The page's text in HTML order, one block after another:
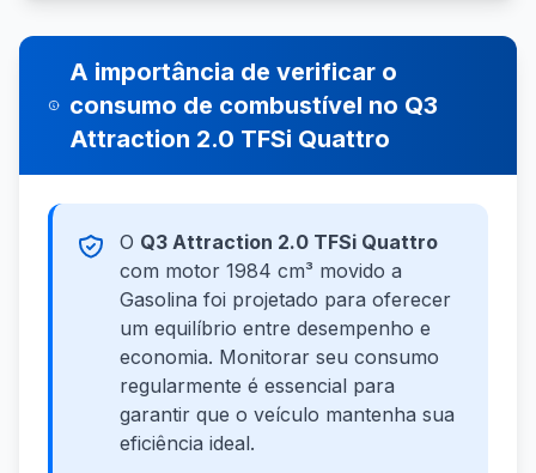
A importância de verificar o
consumo de combustível no Q3
Attraction 2.0 TFSi Quattro
O Q3 Attraction 2.0 TFSi Quattro
com motor 1984 cm³ movido a
Gasolina foi projetado para oferecer
um equilíbrio entre desempenho e
economia. Monitorar seu consumo
regularmente é essencial para
garantir que o veículo mantenha sua
eficiência ideal.